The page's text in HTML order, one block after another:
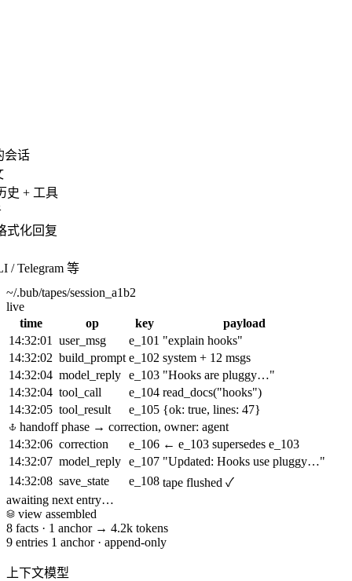
会话
史 + 工具
式化回复
/ Telegram 等
~/.bub/tapes/session_a1b2
live
time
op key
payload
14:32:01
user_msg e_101 "explain hooks"
14:32:02 build_prompt e_102 system + 12 msgs
14:32:04 model_reply e_103 "Hooks are pluggy…"
14:32:04 tool_call e_104 read_docs("hooks")
14:32:05 tool_result e_105 {ok: true, lines: 47}
handoff phase → correction, owner: agent
14:32:06 correction e_106 ← e_103 supersedes e_103
14:32:07 model_reply e_107 "Updated: Hooks use pluggy…"
14:32:08 save_state e_108 tape flushed ✓
awaiting next entry…
view assembled
8 facts · 1 anchor → 4.2k tokens
9 entries 1 anchor · append-only
上下文模型